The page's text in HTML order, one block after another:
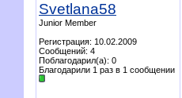
Svetlana58
Junior Member
Регистрация: 10.02.2009
Сообщений: 4
Поблагодарил(а): 0
Благодарили 1 раз в 1 сообщении